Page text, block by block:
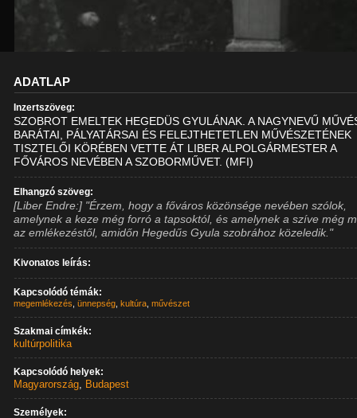
ADATLAP
Inzertszöveg:
SZOBROT EMELTEK HEGEDÜS GYULÁNAK. A NAGYNEVŰ
BARÁTAI, PÁLYATÁRSAI ÉS FELEJTHETETLEN MŰVÉSZETÉNEK
TISZTELŐI KÖRÉBEN VETTE ÁT LIBER ALPOLGÁRMESTER A
FŐVÁROS NEVÉBEN A SZOBORMŰVET. (MFI)
Elhangzó szöveg:
[Liber Endre:] "Érzem, hogy a főváros közönsége nevében szólok,
amelynek a keze még forró a tapsoktól, és amelynek a szíve még
az emlékezéstől, amidőn Hegedűs Gyula szobrához közeledik."
Kivonatos leírás:
Kapcsolódó témák:
megemlékezés ,ünnepség ,kultúra ,művészet
Szakmai címkék:
kultúrpolitika
Kapcsolódó helyek:
Magyarország, Budapest
Személyek: